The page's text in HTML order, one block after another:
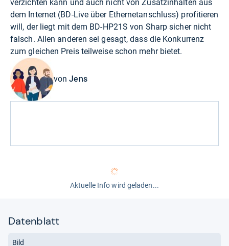
verzichten kann und auch nicht von Zusatzinhalten aus
dem Internet (BD-Live über Ethernetanschluss) profitieren
will, der liegt mit dem BD-HP21S von Sharp sicher nicht
falsch. Allen anderen sei gesagt, dass die Konkurrenz
zum gleichen Preis teilweise schon mehr bietet.
vonJens
Aktuelle Info wird geladen...
Datenblatt
Bild